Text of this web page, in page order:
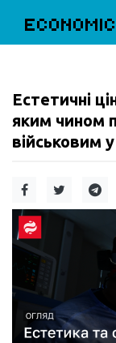
Естетичні
яким чином
військовим